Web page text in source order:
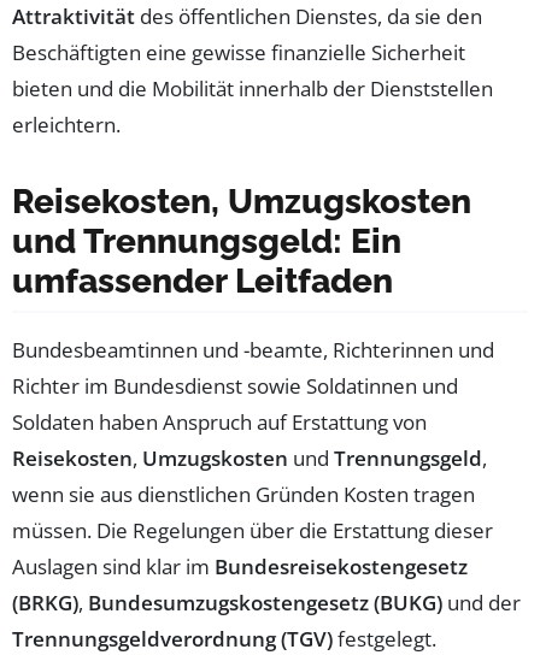
Attraktivität des öffentlichen Dienstes, da sie den
Beschäftigten eine gewisse finanzielle Sicherheit
bieten und die Mobilität innerhalb der Dienststellen
erleichtern.
Reisekosten, Umzugskosten
und Trennungsgeld: Ein
umfassender Leitfaden
Bundesbeamtinnen und -beamte, Richterinnen und
Richter im Bundesdienst sowie Soldatinnen und
Soldaten haben Anspruch auf Erstattung von
Reisekosten, Umzugskosten und Trennungsgeld,
wenn sie aus dienstlichen Gründen Kosten tragen
müssen. Die Regelungen über die Erstattung dieser
Auslagen sind klar im Bundesreisekostengesetz
(BRKG), Bundesumzugskostengesetz (BUKG) und der
Trennungsgeldverordnung (TGV)festgelegt.